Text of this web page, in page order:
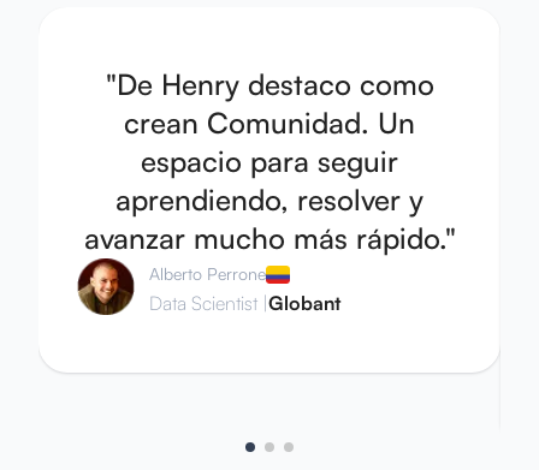
"De Henry destaco como
crean Comunidad. Un
espacio para seguir
aprendiendo, resolver y
avanzar mucho más rápido."
Alberto Perrone
Data Scientist Globant